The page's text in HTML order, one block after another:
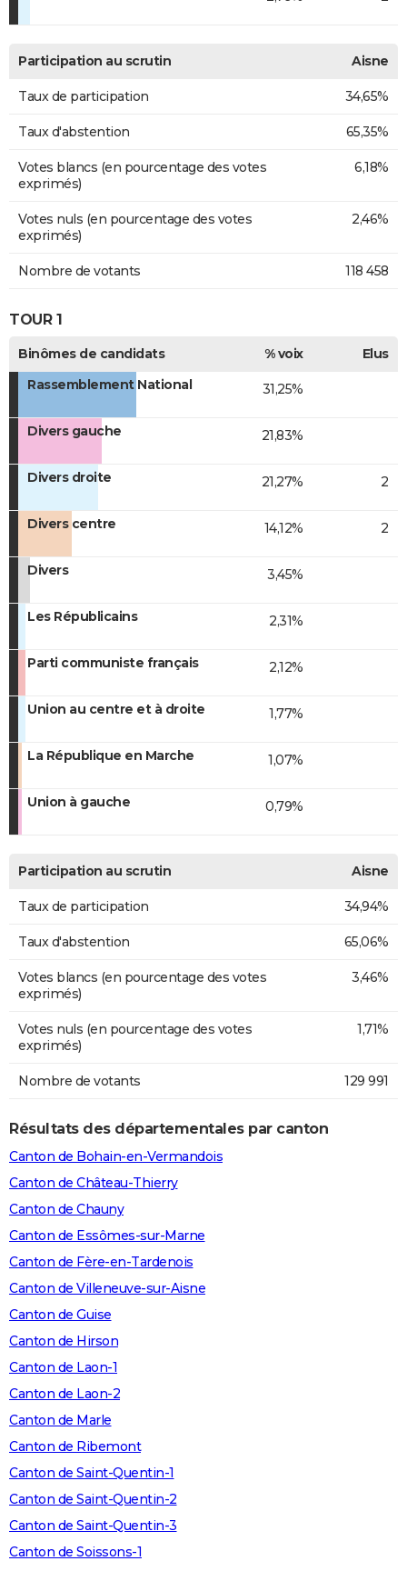
Participation au scrutin Aisne
Taux de participation 34,65%
Taux d'abstention 65,35%
Votes blancs (en pourcentage des votes
exprimés)
6,18%
Votes nuls (en pourcentage des votes
exprimés)
2,46%
Nombre de votants 118 458
TOUR 1
Binômes de candidats % voix
Elus
Rassemblement National
31,25%
Divers gauche 21,83%
Divers droite 21,27% 2
Divers centre 14,12% 2
Divers 3,45%
Les Républicains 2,31%
Parti communiste français 2,12%
Union au centre et à droite 1,77%
La République en Marche 1,07%
Union à gauche 0,79%
Participation au scrutin Aisne
Taux de participation 34,94%
Taux d'abstention 65,06%
Votes blancs (en pourcentage des votes
exprimés)
3,46%
Votes nuls (en pourcentage des votes
exprimés)
1,71%
Nombre de votants 129 991
Résultats des départementales par canton
Canton de Bohain-en-Vermandois
Canton de Château-Thierry
Canton de Chauny
Canton de Essômes-sur-Marne
Canton de Fère-en-Tardenois
Canton de Villeneuve-sur-Aisne
Canton de Guise
Canton de Hirson
Canton de Laon-1
Canton de Laon-2
Canton de Marle
Canton de Ribemont
Canton de Saint-Quentin-1
Canton de Saint-Quentin-2
Canton de Saint-Quentin-3
Canton de Soissons-1